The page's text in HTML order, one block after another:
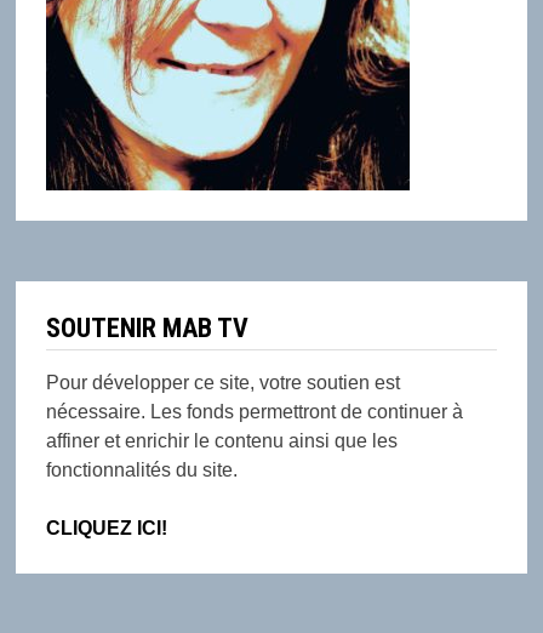
SOUTENIR MAB TV
Pour développer ce site, votre soutien est
nécessaire. Les fonds permettront de continuer à
affiner et enrichir le contenu ainsi que les
fonctionnalités du site.
CLIQUEZ ICI!